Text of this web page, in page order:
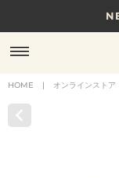
8/17(月)10
贈る相手や
HOME | オンラインストア